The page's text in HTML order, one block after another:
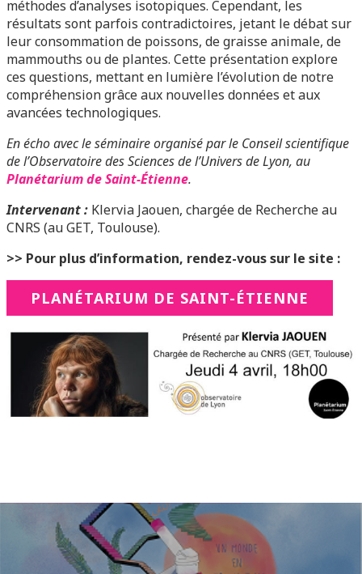
méthodes d’analyses isotopiques. Cependant, les
résultats sont parfois contradictoires, jetant le débat sur
leur consommation de poissons, de graisse animale, de
mammouths ou de plantes. Cette présentation explore
ces questions, mettant en lumière l’évolution de notre
compréhension grâce aux nouvelles données et aux
avancées technologiques.
En écho avec le séminaire organisé par le Conseil scientifique
de l’Observatoire des Sciences de l’Univers de Lyon, au
Planétarium de Saint-Étienne.
Intervenant : Klervia Jaouen, chargée de Recherche au
CNRS (au GET, Toulouse).
>> Pour plus d’information, rendez-vous sur le site :
PLANÉTARIUM DE SAINT-ÉTIENNE